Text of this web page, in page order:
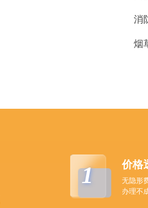
消
烟
1 价格
无隐形
办理不